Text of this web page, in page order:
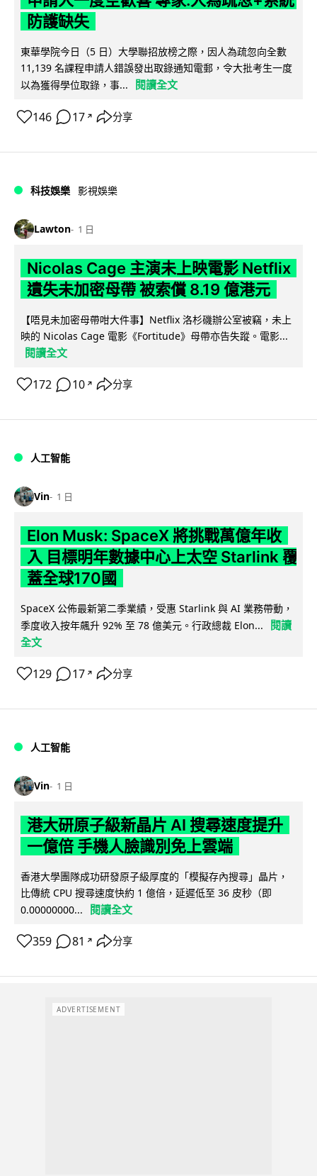
防護缺失
東華學院今日（5 日）大學聯招放榜之際，因人為疏忽向全數
11,139 名課程申請人錯誤發出取錄通知電郵，令大批考生一度
以為獲得學位取錄，事...
閱讀全文
146 17 ↗ 分享
科技娛樂 影視娛樂
Lawton 1 日
Nicolas Cage 主演未上映電影 Netflix
遺失未加密母帶 被索償 8.19 億港元
【唔見未加密母帶咁大件事】Netflix 洛杉磯辦公室被竊，未上
映的 Nicolas Cage 電影《Fortitude》母帶亦告失蹤。電影...
閱讀全文
172 10 ↗ 分享
人工智能
Vin 1 日
Elon Musk: SpaceX 將挑戰萬億年收
入 目標明年數據中心上太空 Starlink 覆
蓋全球170國
SpaceX 公佈最新第二季業績，受惠 Starlink 與 AI 業務帶動，
季度收入按年飆升 92% 至 78 億美元。行政總裁 Elon...
閱讀
全文
129 17 ↗ 分享
人工智能
Vin 1 日
港大研原子級新晶片 AI 搜尋速度提升
一億倍 手機人臉識別免上雲端
香港大學團隊成功研發原子級厚度的「模擬存內搜尋」晶片，
比傳統 CPU 搜尋速度快約 1 億倍，延遲低至 36 皮秒（即
0.00000000...
閱讀全文
359 81 ↗ 分享
ADVERTISEMENT